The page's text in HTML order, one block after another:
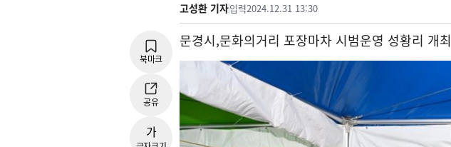
고성환 기자입력2024.12.31 13:30
북마크
공유
가
문경시,문화의거리 포장마차 시범운영 성황리 개최